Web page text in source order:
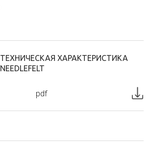
ТЕХНИЧЕСКАЯ ХАРАКТЕРИСТИКА
NEEDLEFELT
pdf